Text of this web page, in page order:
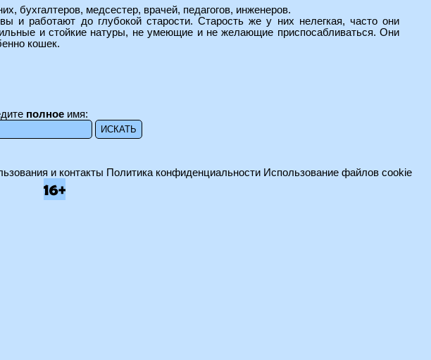
бухгалтеров, медсестер, врачей, педагогов, инженеров.
и работают до глубокой старости. Старость же у них нелегкая, часто они
и стойкие натуры, не умеющие и не желающие приспосабливаться. Они
кошек.
полное имя:
и контакты Политика конфиденциальности Использование файлов cookie